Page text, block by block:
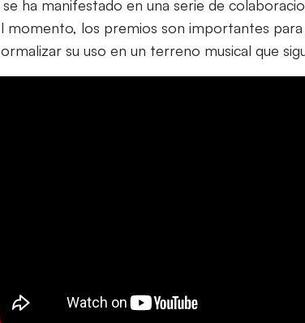
ha manifestado en una serie de
momento, los premios son importantes para
su uso en un terreno musical que